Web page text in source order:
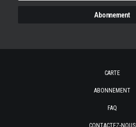
CARTE
ABONNEMENT
FAQ
CONTACTEZ-NOUS